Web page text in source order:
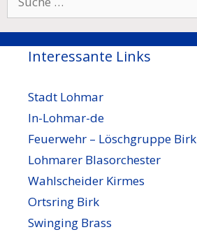
nach:
Interessante Links
Stadt Lohmar
In-Lohmar-de
Feuerwehr – Löschgruppe Birk
Lohmarer Blasorchester
Wahlscheider Kirmes
Ortsring Birk
Swinging Brass